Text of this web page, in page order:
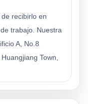
recibirlo en
trabajo. Nuestra
A, No.8
Town,